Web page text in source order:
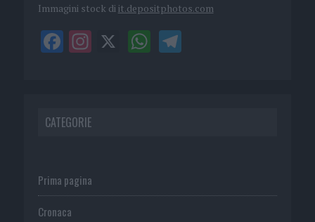
Immagini stock di it.depositphotos.com
CATEGORIE
Prima pagina
Cronaca